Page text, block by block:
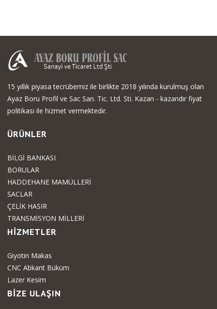
15 yıllık piyasa tecrübemiz ile birlikte 2018 yılında kurulmuş olan
Ayaz Boru Profil ve Sac San. Tic. Ltd. Sti. Kazan - kazandır fiyat
politikası ile hizmet vermektedir.
ÜRÜNLER
BİLGİ BANKASI
BORULAR
HADDEHANE MAMÜLLERİ
SACLAR
ÇELİK HASIR
TRANSMİSYON MİLLERİ
HİZMETLER
Giyotin Makas
CNC Abkant Büküm
Lazer Kesim
BİZE ULAŞIN